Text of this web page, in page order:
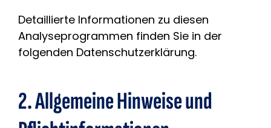
Detaillierte Informationen zu diesen
Analyseprogrammen finden Sie in der
folgenden Datenschutzerklärung.
2. Allgemeine Hinweise und